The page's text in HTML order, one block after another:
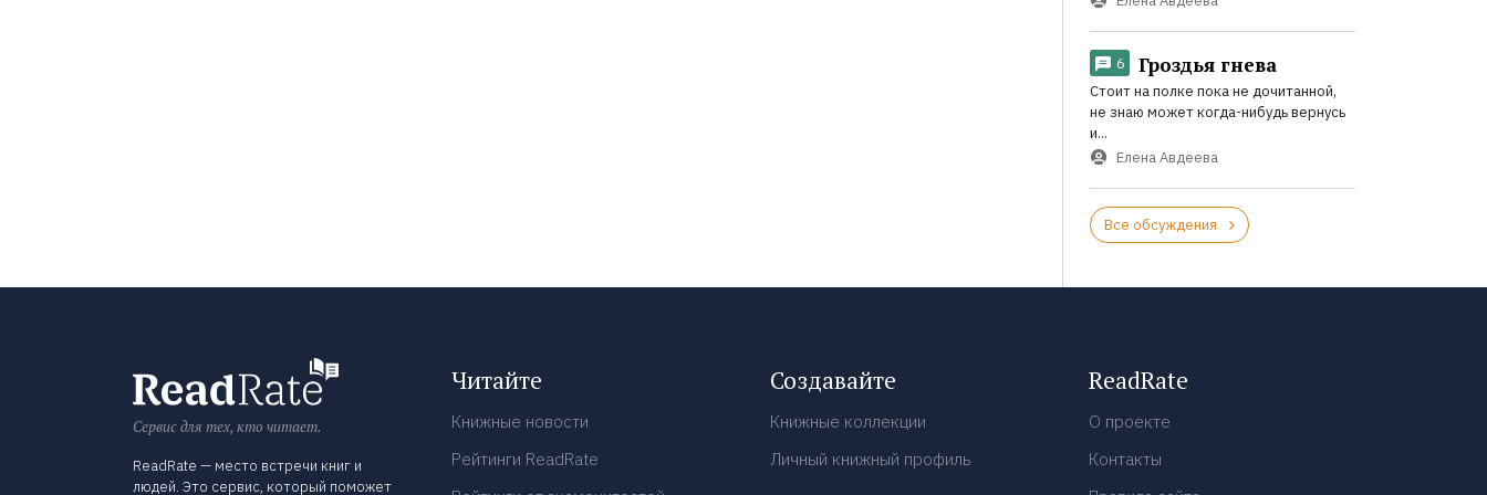
6 Гроздья гнева
Стоит на полке пока не дочитанной,
не знаю может когда-нибудь вернусь
и...
Елена Авдеева
Все обсуждения
Сервис для тех, кто читает.
ReadRate — место встречи книг и
людей. Это сервис, который поможет
Читайте
Книжные новости
Рейтинги ReadRate
Создавайте
Книжные коллекции
Личный книжный профиль
ReadRate
О проекте
Контакты